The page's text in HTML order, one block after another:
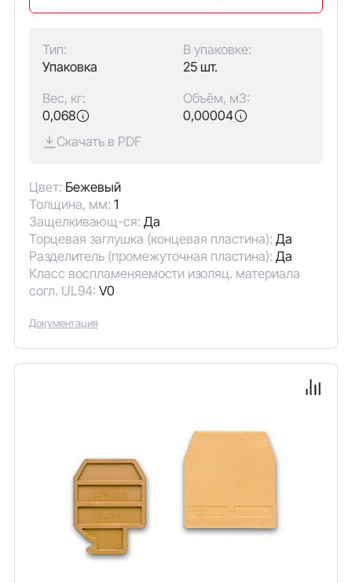
Тип:
Упаковка
В упаковке:
25 шт.
Вес, кг:
0,068
Объём, м3:
0,00004
Скачать в PDF
Цвет: Бежевый
Толщина, мм: 1
Защелкивающ-ся: Да
Торцевая заглушка (концевая пластина): Да
Разделитель (промежуточная пластина): Да
Класс воспламеняемости изоляц. материала
согл. UL94: V0
Документация